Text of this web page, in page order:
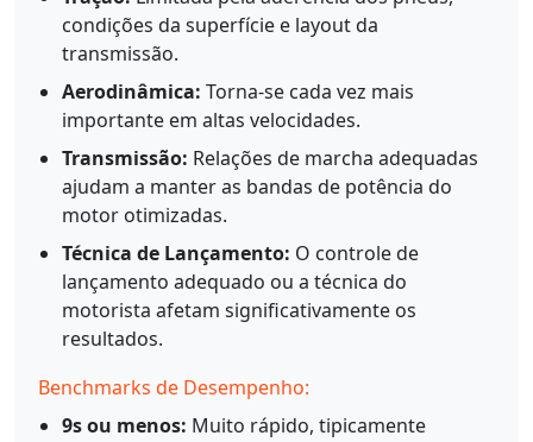
condições da superfície e layout da
transmissão.
Aerodinâmica: Torna-se cada vez mais
importante em altas velocidades.
Transmissão: Relações de marcha adequadas
ajudam a manter as bandas de potência do
motor otimizadas.
Técnica de Lançamento: O controle de
lançamento adequado ou a técnica do
motorista afetam significativamente os
resultados.
Benchmarks de Desempenho:
9s ou menos: Muito rápido, tipicamente